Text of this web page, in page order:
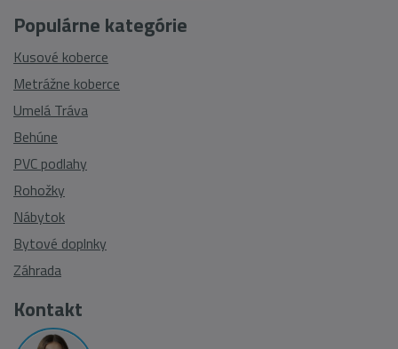
Populárne kategórie
Kusové koberce
Metrážne koberce
Umelá Tráva
Behúne
PVC podlahy
Rohožky
Nábytok
Bytové doplnky
Záhrada
Kontakt